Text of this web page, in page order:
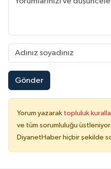
Gönder
Yorum yazarak topluluk
ve tüm sorumluluğu
DiyanetHaber hiçbir şekilde
Şırnak Müftülüğü
Tokat Müftülüğü
Trabzon Müftülüğü
Tunceli Müftülüğü